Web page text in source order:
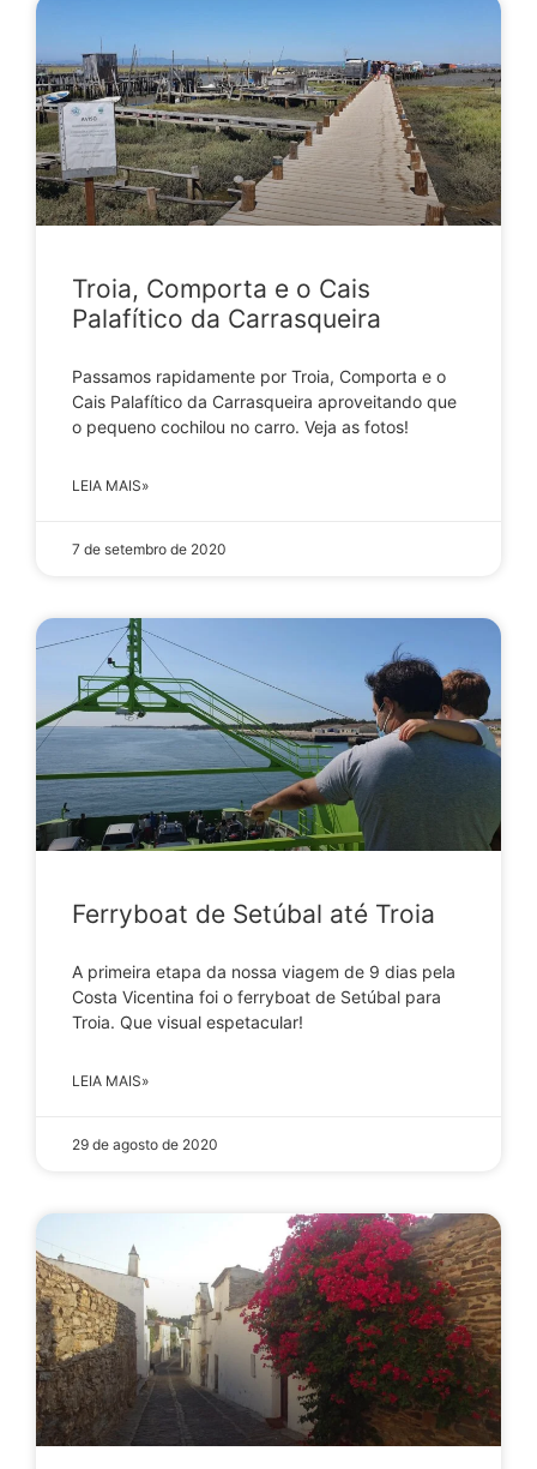
Troia, Comporta e o Cais
Palafítico da Carrasqueira
Passamos rapidamente por Troia, Comporta e o
Cais Palafítico da Carrasqueira aproveitando que
o pequeno cochilou no carro. Veja as fotos!
LEIA MAIS»
7 de setembro de 2020
Ferryboat de Setúbal até Troia
A primeira etapa da nossa viagem de 9 dias pela
Costa Vicentina foi o ferryboat de Setúbal para
Troia. Que visual espetacular!
LEIA MAIS»
29 de agosto de 2020